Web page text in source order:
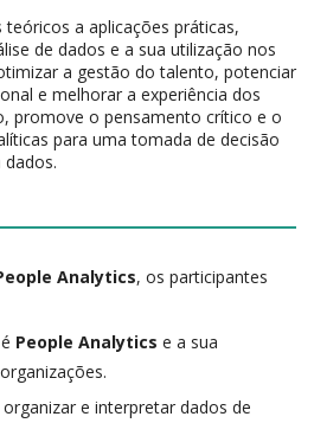
a aplicações práticas,
de dados e a sua utilização nos
a gestão do talento, potenciar
e melhorar a experiência dos
promove o pensamento crítico e o
para uma tomada de decisão
Analytics, os participantes
People Analytics e a sua
e interpretar dados de